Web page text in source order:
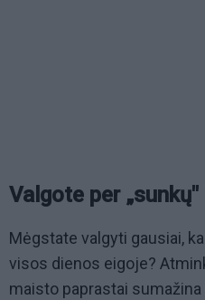
Valgote per
Mėgstate valgyti gausiai,
visos dienos eigoje?
maisto paprastai